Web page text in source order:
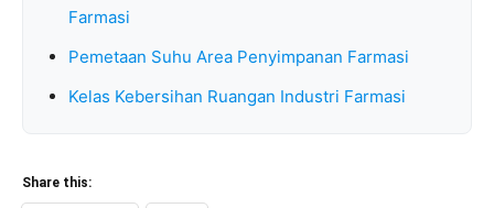
Farmasi
Pemetaan Suhu Area Penyimpanan Farmasi
Kelas Kebersihan Ruangan Industri Farmasi
Share this: